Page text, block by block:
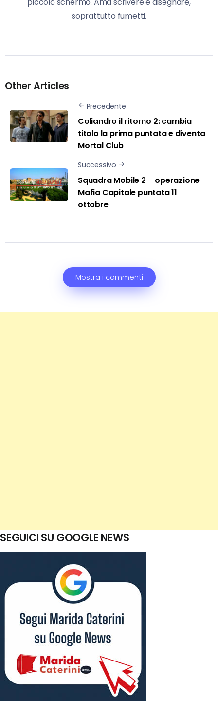
soprattutto fumetti.
Other Articles
Precedente
Coliandro il ritorno 2: cambia
titolo la prima puntata e diventa
Mortal Club
Successivo
Squadra Mobile 2 – operazione
Mafia Capitale puntata 11
ottobre
Mostra i commenti
SEGUICI SU GOOGLE NEWS